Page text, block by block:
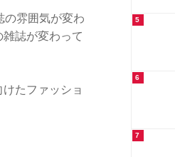
の雰囲気が変わ
誌が変わって
たファッショ
5
6
7